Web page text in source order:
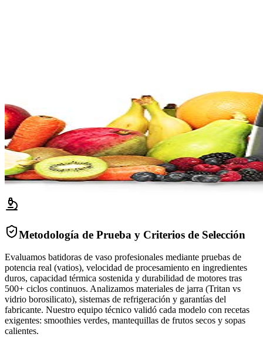
Metodología de Prueba y Criterios de Selección
Evaluamos batidoras de vaso profesionales mediante pruebas de
potencia real (vatios), velocidad de procesamiento en ingredientes
duros, capacidad térmica sostenida y durabilidad de motores tras
500+ ciclos continuos. Analizamos materiales de jarra (Tritan vs
vidrio borosilicato), sistemas de refrigeración y garantías del
fabricante. Nuestro equipo técnico validó cada modelo con recetas
exigentes: smoothies verdes, mantequillas de frutos secos y sopas
calientes.